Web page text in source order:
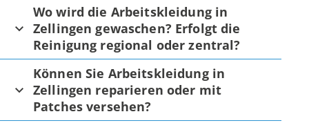
Wo wird die Arbeitskleidung in
Zellingen gewaschen? Erfolgt die
Reinigung regional oder zentral?
Können Sie Arbeitskleidung in
Zellingen reparieren oder mit
Patches versehen?